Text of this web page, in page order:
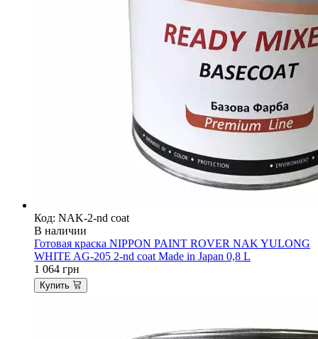
Код: NAK-2-nd coat
В наличии
Готовая краска NIPPON PAINT ROVER NAK YULONG
WHITE AG-205 2-nd coat Made in Japan 0,8 L
1 064 грн
Купить